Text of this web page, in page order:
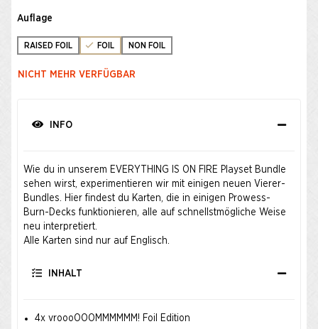
Auflage
RAISED FOIL FOIL NON FOIL
NICHT MEHR VERFÜGBAR
INFO
Wie du in unserem EVERYTHING IS ON FIRE Playset Bundle
sehen wirst, experimentieren wir mit einigen neuen Vierer-
Bundles. Hier findest du Karten, die in einigen Prowess-
Burn-Decks funktionieren, alle auf schnellstmögliche Weise
neu interpretiert.
Alle Karten sind nur auf Englisch.
INHALT
4x vroooOOOMMMMMM! Foil Edition